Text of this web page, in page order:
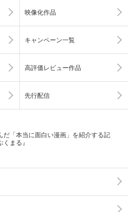
映像化作品
キャンペーン一覧
高評価レビュー作品
先行配信
だ「本当に面白い漫画」を紹介する記
まる』